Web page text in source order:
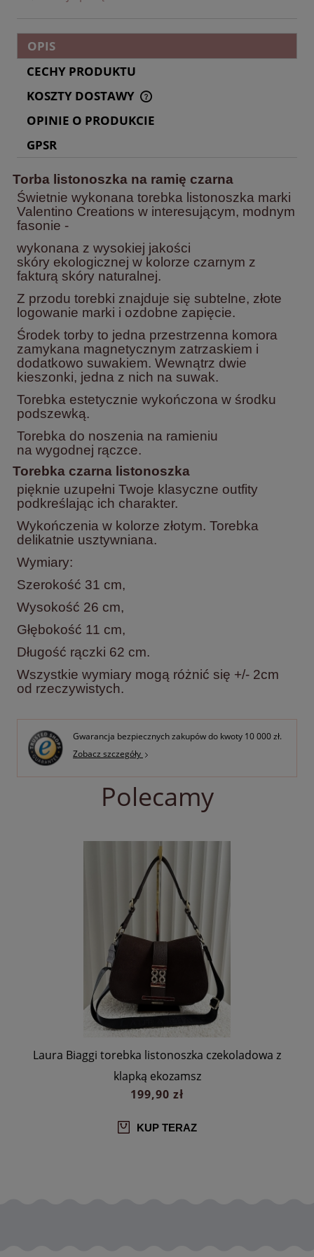
OPIS
CECHY PRODUKTU
KOSZTY DOSTAWY
CENA NIE ZAWIERA EWENTUALNYCH KOSZTÓW
PŁATNOŚCI
OPINIE O PRODUKCIE
GPSR
Torba listonoszka na ramię czarna
Świetnie wykonana torebka listonoszka marki
Valentino Creations w interesującym, modnym
fasonie -
wykonana z wysokiej jakości
skóry ekologicznej w kolorze czarnym z
fakturą skóry naturalnej.
Z przodu torebki znajduje się subtelne, złote
logowanie marki i ozdobne zapięcie.
Środek torby to jedna przestrzenna komora
zamykana magnetycznym zatrzaskiem i
dodatkowo suwakiem. Wewnątrz dwie
kieszonki, jedna z nich na suwak.
Torebka estetycznie wykończona w środku
podszewką.
Torebka do noszenia na ramieniu
na wygodnej rączce.
Torebka czarna listonoszka
pięknie uzupełni Twoje klasyczne outfity
podkreślając ich charakter.
Wykończenia w kolorze złotym. Torebka
delikatnie usztywniana.
Wymiary:
Szerokość 31 cm,
Wysokość 26 cm,
Głębokość 11 cm,
Długość rączki 62 cm.
Wszystkie wymiary mogą różnić się +/- 2cm
od rzeczywistych.
Gwarancja bezpiecznych zakupów do kwoty 10 000 zł.
Zobacz szczegóły
Polecamy
Laura Biaggi torebka listonoszka czekoladowa z
klapką ekozamsz
199,90 zł
KUP TERAZ